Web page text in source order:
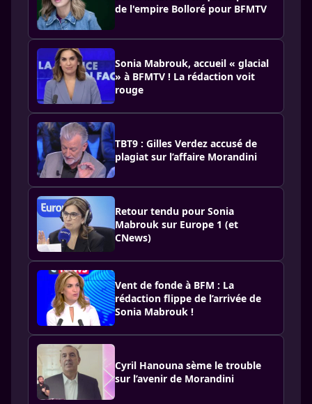
de l'empire Bolloré pour BFMTV
Sonia Mabrouk, accueil « glacial
» à BFMTV ! La rédaction voit
rouge
TBT9 : Gilles Verdez accusé de
plagiat sur l’affaire Morandini
Retour tendu pour Sonia
Mabrouk sur Europe 1 (et
CNews)
Vent de fonde à BFM : La
rédaction flippe de l’arrivée de
Sonia Mabrouk !
Cyril Hanouna sème le trouble
sur l’avenir de Morandini